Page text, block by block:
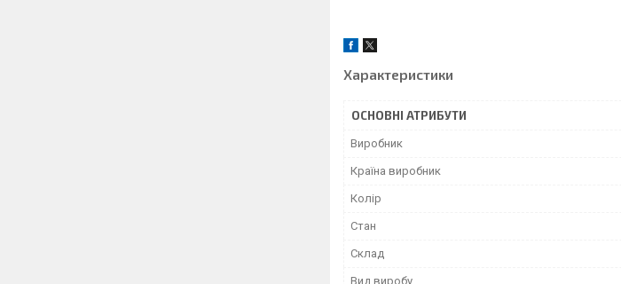
Характеристики
ОСНОВНІ АТРИБУТИ
Виробник
Країна виробник
Колір
Стан
Склад
Вид виробу